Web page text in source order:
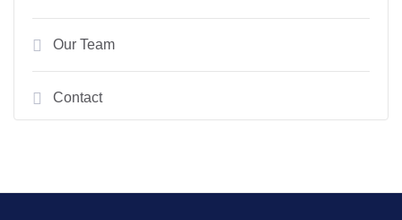
Our Team
Contact